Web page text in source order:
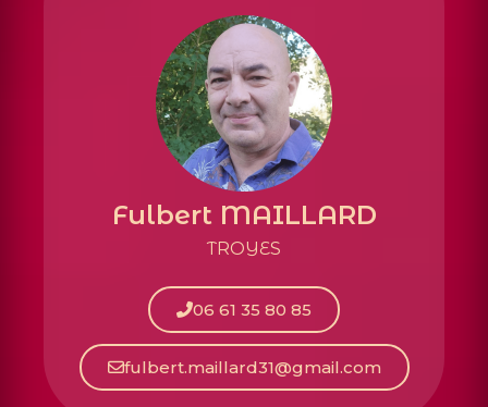
Fulbert MAILLARD
TROYES
06 61 35 80 85
fulbert.maillard31@gmail.com